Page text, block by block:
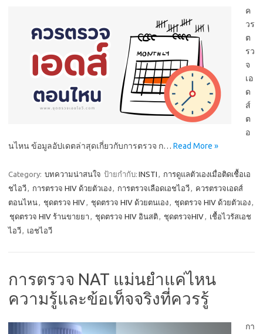
ค
วร
ต
รว
จ
เอ
ด
ส์
ต
อ
นไหน ข้อมูลอัปเดตล่าสุดเกี่ยวกับการตรวจ ก… Read More »
Category: บทความน่าสนใจ ป้ายกำกับ: INSTI , การดูแลตัวเองเมื่อติดเชื้อเอ
ชไอวี, การตรวจ HIV ด้วยตัวเอง, การตรวจเลือดเอชไอวี, ควรตรวจเอดส์
ตอนไหน, ชุดตรวจ HIV, ชุดตรวจ HIV ด้วยตนเอง, ชุดตรวจ HIV ด้วยตัวเอง,
ชุดตรวจ HIV ร้านขายยา , ชุดตรวจ HIV อินสติ, ชุดตรวจHIV, เชื้อไวรัสเอช
ไอวี, เอชไอวี
การตรวจ NAT แม่นยำแค่ไหน
ความรู้และข้อเท็จจริงที่ควรรู้
กา